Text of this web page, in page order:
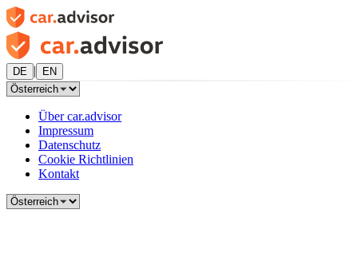
DE | EN
Über car.advisor
Impressum
Datenschutz
Cookie Richtlinien
Kontakt